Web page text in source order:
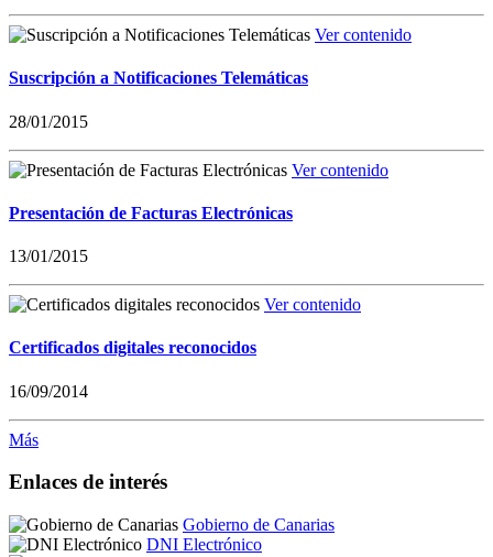
Ver contenido
Suscripción a Notificaciones Telemáticas
28/01/2015
Ver contenido
Presentación de Facturas Electrónicas
13/01/2015
Ver contenido
Certificados digitales reconocidos
16/09/2014
Más
Enlaces de interés
Gobierno de Canarias
DNI Electrónico